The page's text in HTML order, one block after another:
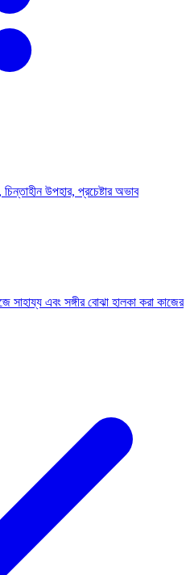
উপহার, প্রচেষ্টার অভাব
সাহায্য এবং সঙ্গীর বোঝা হালকা করা কাজের